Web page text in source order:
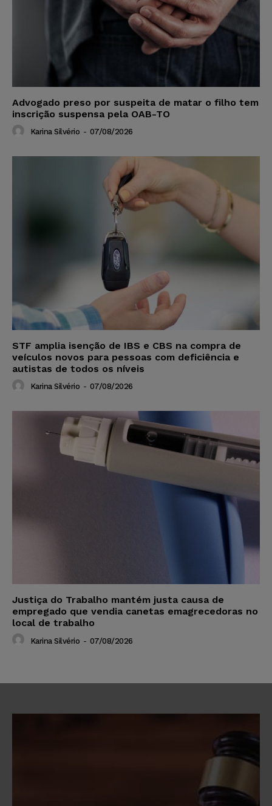
Advogado preso por suspeita de matar o filho tem
inscrição suspensa pela OAB-TO
Karina Silvério - 07/08/2026
STF amplia isenção de IBS e CBS na compra de
veículos novos para pessoas com deficiência e
autistas de todos os níveis
Karina Silvério - 07/08/2026
Justiça do Trabalho mantém justa causa de
empregado que vendia canetas emagrecedoras no
local de trabalho
Karina Silvério - 07/08/2026